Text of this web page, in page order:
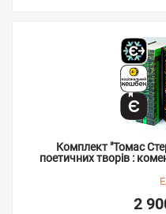
Комплект "Томас
поетичних творів :
2